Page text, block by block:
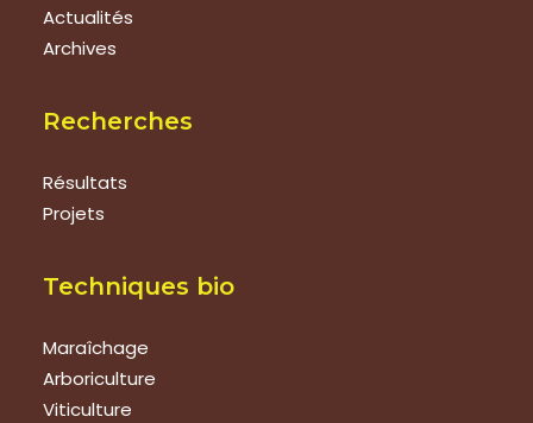
Actualités
Archives
Recherches
Résultats
Projets
Techniques bio
Maraîchage
Arboriculture
Viticulture